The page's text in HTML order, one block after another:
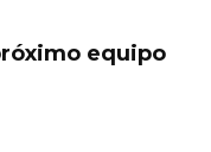
equipo